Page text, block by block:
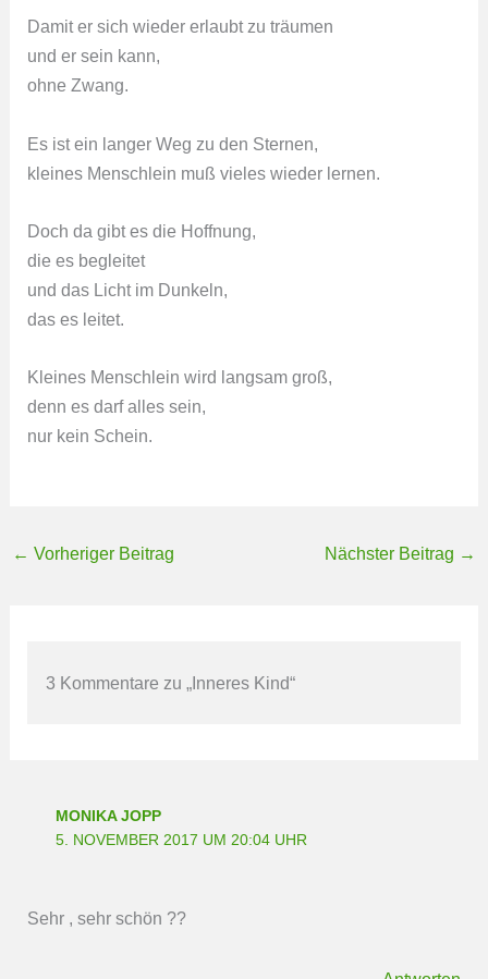
Damit er sich wieder erlaubt zu träumen
und er sein kann,
ohne Zwang.
Es ist ein langer Weg zu den Sternen,
kleines Menschlein muß vieles wieder lernen.
Doch da gibt es die Hoffnung,
die es begleitet
und das Licht im Dunkeln,
das es leitet.
Kleines Menschlein wird langsam groß,
denn es darf alles sein,
nur kein Schein.
← Vorheriger Beitrag Nächster Beitrag →
3 Kommentare zu „Inneres Kind“
MONIKA JOPP
5. NOVEMBER 2017 UM 20:04 UHR
Sehr , sehr schön ??